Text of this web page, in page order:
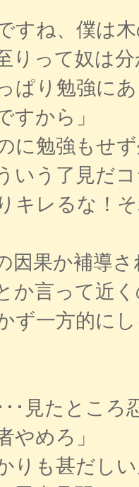
すね、僕は
りって奴は
ぱり勉強に
から」
に勉強もせ
いう了見だ
キレるな！
因果か補導
か言って近
ず一方的に
･見たところ
やめろ」
も甚だしい